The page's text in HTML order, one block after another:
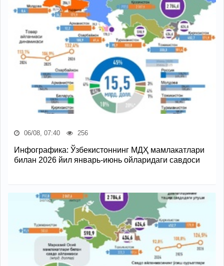
06/08, 07:40 256
Инфографика: Ўзбекистоннинг МДҲ мамлакатлари
билан 2026 йил январь-июнь ойларидаги савдоси